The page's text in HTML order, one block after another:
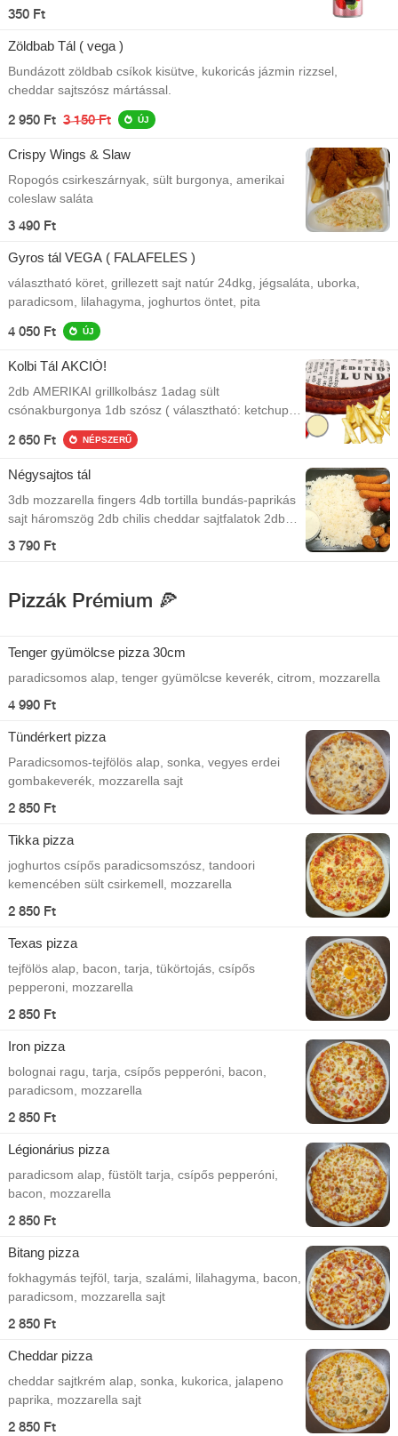
350 Ft
Zöldbab Tál ( vega )
Bundázott zöldbab csíkok kisütve, kukoricás jázmin rizzsel,
cheddar sajtszósz mártással.
2 950 Ft 3 150 Ft ÚJ
Crispy Wings & Slaw
Ropogós csirkeszárnyak, sült burgonya, amerikai
coleslaw saláta
3 490 Ft
Gyros tál VEGA ( FALAFELES )
választható köret, grillezett sajt natúr 24dkg, jégsaláta, uborka,
paradicsom, lilahagyma, joghurtos öntet, pita
4 050 Ft ÚJ
Kolbi Tál AKCIÓ!
2db AMERIKAI grillkolbász 1adag sült
csónakburgonya 1db szósz ( választható: ketchup,
mustár, majonéz )
2 650 Ft NÉPSZERŰ
Négysajtos tál
3db mozzarella fingers 4db tortilla bundás-paprikás
sajt háromszög 2db chilis cheddar sajtfalatok 2db
cheddar-jalapenos sajtfalatok Jázmin rizs
3 790 Ft
Pizzák Prémium 🍕
Tenger gyümölcse pizza 30cm
paradicsomos alap, tenger gyümölcse keverék, citrom, mozzarella
4 990 Ft
Tündérkert pizza
Paradicsomos-tejfölös alap, sonka, vegyes erdei
gombakeverék, mozzarella sajt
2 850 Ft
Tikka pizza
joghurtos csípős paradicsomszósz, tandoori
kemencében sült csirkemell, mozzarella
2 850 Ft
Texas pizza
tejfölös alap, bacon, tarja, tükörtojás, csípős
pepperoni, mozzarella
2 850 Ft
Iron pizza
bolognai ragu, tarja, csípős pepperóni, bacon,
paradicsom, mozzarella
2 850 Ft
Légionárius pizza
paradicsom alap, füstölt tarja, csípős pepperóni,
bacon, mozzarella
2 850 Ft
Bitang pizza
fokhagymás tejföl, tarja, szalámi, lilahagyma, bacon,
paradicsom, mozzarella sajt
2 850 Ft
Cheddar pizza
cheddar sajtkrém alap, sonka, kukorica, jalapeno
paprika, mozzarella sajt
2 850 Ft